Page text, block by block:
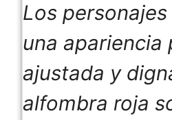
Los
una apariencia
ajustada y
alfombra roja